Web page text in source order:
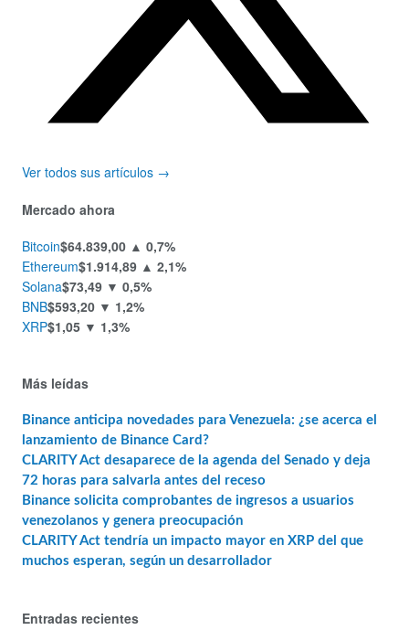
Ver todos sus artículos →
Mercado ahora
Bitcoin$64.839,00 ▲ 0,7%
Ethereum$1.914,89 ▲ 2,1%
Solana$73,49 ▼ 0,5%
BNB$593,20 ▼ 1,2%
XRP$1,05 ▼ 1,3%
Más leídas
Binance anticipa novedades para Venezuela: ¿se acerca el
lanzamiento de Binance Card?
CLARITY Act desaparece de la agenda del Senado y deja
72 horas para salvarla antes del receso
Binance solicita comprobantes de ingresos a usuarios
venezolanos y genera preocupación
CLARITY Act tendría un impacto mayor en XRP del que
muchos esperan, según un desarrollador
Entradas recientes